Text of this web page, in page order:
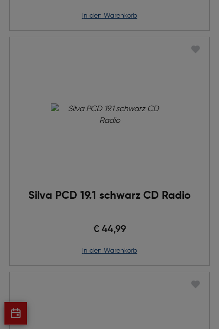
in den Warenkorb
Silva PCD 19.1 schwarz CD Radio
€ 44,99
in den Warenkorb